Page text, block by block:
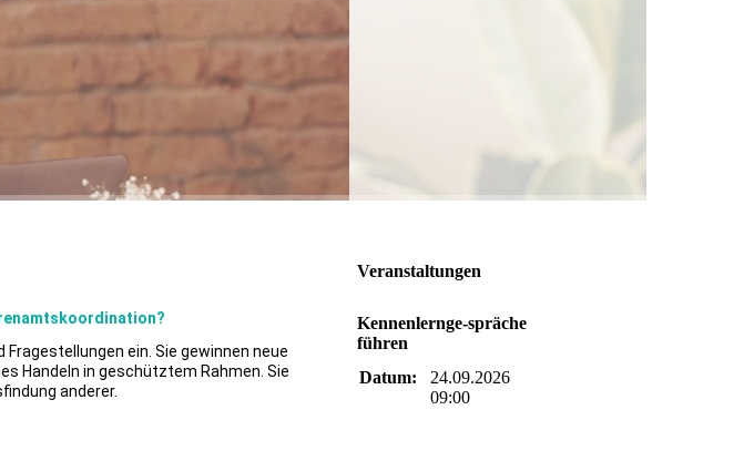
Fragestellungen ein. Sie gewinnen neue
Handeln in geschütztem Rahmen. Sie
anderer.
Veranstaltungen
Kennenlernge-spräche
führen
Datum:
24.09.2026
09:00